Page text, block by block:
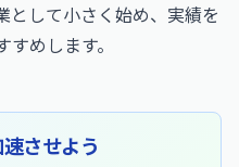
として小さく始め、実績を
めします。
させよう